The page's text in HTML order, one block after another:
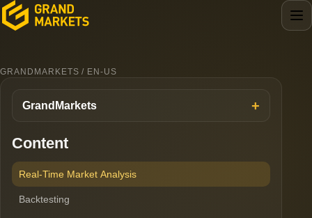
GRANDMARKETS / EN-US
GrandMarkets
Content
Real-Time Market Analysis
Backtesting